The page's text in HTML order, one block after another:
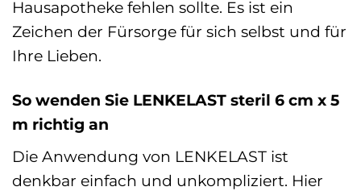
Hausapotheke fehlen sollte. Es ist ein
Zeichen der Fürsorge für sich selbst und für
Ihre Lieben.
So wenden Sie LENKELAST steril 6 cm x 5
m richtig an
Die Anwendung von LENKELAST ist
denkbar einfach und unkompliziert. Hier